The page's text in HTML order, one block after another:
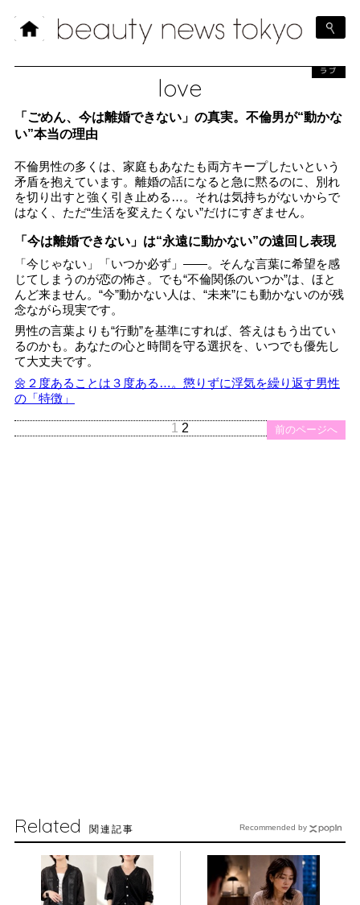
love
ラブ
「ごめん、今は離婚できない」の真実。不倫男が“動かな
い”本当の理由
不倫男性の多くは、家庭もあなたも両方キープしたいという
矛盾を抱えています。離婚の話になると急に黙るのに、別れ
を切り出すと強く引き止める…。それは気持ちがないからで
はなく、ただ“生活を変えたくない”だけにすぎません。
「今は離婚できない」は“永遠に動かない”の遠回し表現
「今じゃない」「いつか必ず」――。そんな言葉に希望を感
じてしまうのが恋の怖さ。でも“不倫関係のいつか”は、ほと
んど来ません。“今”動かない人は、“未来”にも動かないのが残
念ながら現実です。
男性の言葉よりも“行動”を基準にすれば、答えはもう出てい
るのかも。あなたの心と時間を守る選択を、いつでも優先し
て大丈夫です。
🌼２度あることは３度ある…。懲りずに浮気を繰り返す男性
の「特徴」
前のページへ
1 2
Related 関連記事 Recommended by